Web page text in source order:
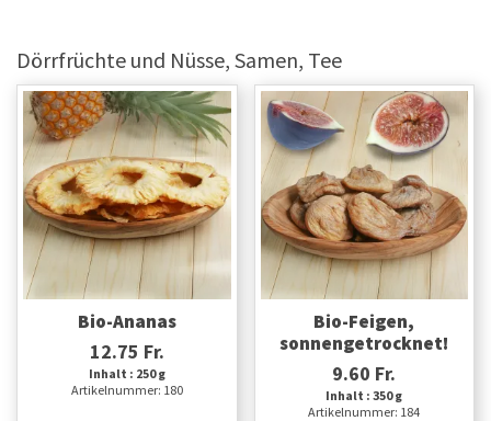
Dörrfrüchte und Nüsse, Samen, Tee
Bio-Ananas
12.75 Fr.
Inhalt : 250 g
Artikelnummer: 180
Bio-Feigen,
sonnengetrocknet!
9.60 Fr.
Inhalt : 350 g
Artikelnummer: 184